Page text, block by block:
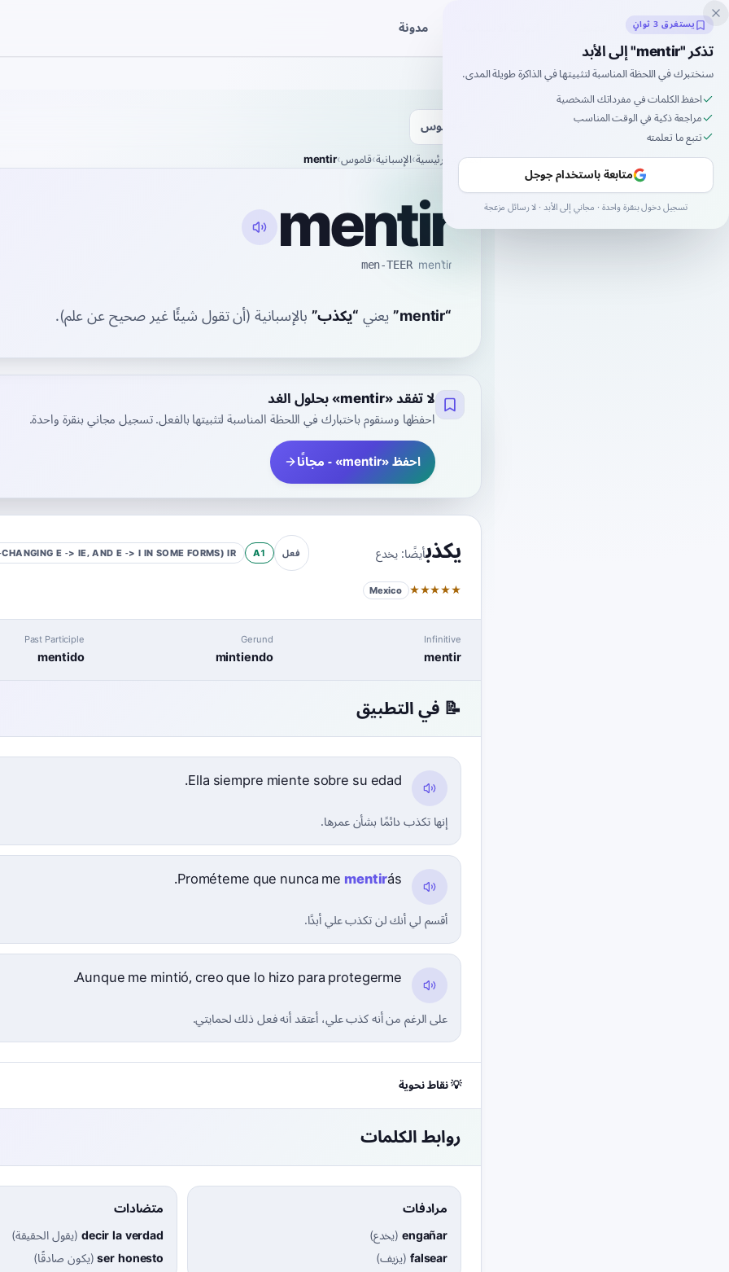
Inklingo مدونة
قاموس
الصفحة الرئيسية›الإسبانية›قاموس›
mentir
mentir
men-TEER menˈtiɾ
“
mentir
”يعني“يكذب”بالإسبانية(أن تقول شيئًا غير صحيح عن علم).
لا تفقد «mentir» بحلول الغد
احفظها وسنقوم باختبارك في اللحظة المناسبة لتثبيتها بالفعل. تسجيل مجاني بنقرة واحدة.
احفظ «mentir» - مجانًا
يكذبأيضًا:يخدع فعل A1
E -> IE, AND E -> I IN SOME FORMS)IR
★
★
★
★
★
Mexico
Infinitive
mentir
Gerund
mintiendo
Past Participle
mentido
📝 في التطبيق
Ella siempre miente sobre su edad.
إنها تكذب دائمًا بشأن عمرها.
Prométeme que nunca mementirás.
أقسم لي أنك لن تكذب علي أبدًا.
Aunque me mintió, creo que lo hizo para protegerme.
على الرغم من أنه كذب علي، أعتقد أنه فعل ذلك لحمايتي.
💡 نقاط نحوية
روابط الكلمات
مرادفات
engañar
(يخدع)
falsear
(يزيف)
متضادات
decir la verdad
(يقول الحقيقة)
ser honesto
(يكون صادقًا)
يستغرق 3 ثوانٍ
تذكر "mentir" إلى الأبد
سنختبرك في اللحظة المناسبة لتثبيتها في الذاكرة طويلة المدى.
احفظ الكلمات في مفرداتك الشخصية
مراجعة ذكية في الوقت المناسب
تتبع ما تعلمته
متابعة باستخدام جوجل
تسجيل دخول بنقرة واحدة · مجاني إلى الأبد · لا رسائل مزعجة